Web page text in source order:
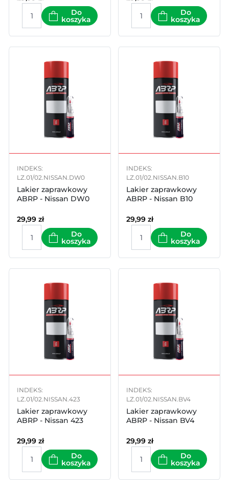
Do
koszyka
Do
koszyka
INDEKS:
LZ.01/02.NISSAN.DW0
Lakier zaprawkowy
ABRP - Nissan DW0
29,99 zł
Do
koszyka
INDEKS:
LZ.01/02.NISSAN.B10
Lakier zaprawkowy
ABRP - Nissan B10
29,99 zł
Do
koszyka
INDEKS:
LZ.01/02.NISSAN.423
Lakier zaprawkowy
ABRP - Nissan 423
29,99 zł
Do
koszyka
INDEKS:
LZ.01/02.NISSAN.BV4
Lakier zaprawkowy
ABRP - Nissan BV4
29,99 zł
Do
koszyka